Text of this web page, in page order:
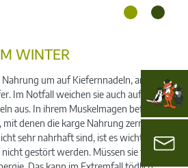
WINTER
um auf Kiefernnadeln, am
Im Notfall weichen sie auch auf
aus. In ihrem Muskelmagen befinden
mit denen die karge Nahrung zerrieben
sehr nahrhaft sind, ist es wichtig,
gestört werden. Müssen sie fliehen,